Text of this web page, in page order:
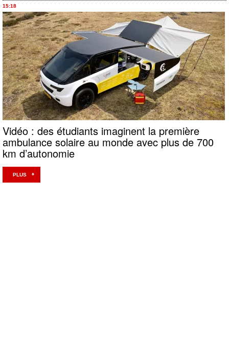
15:18
Vidéo : des étudiants imaginent la première
ambulance solaire au monde avec plus de 700
km d’autonomie
PLUS